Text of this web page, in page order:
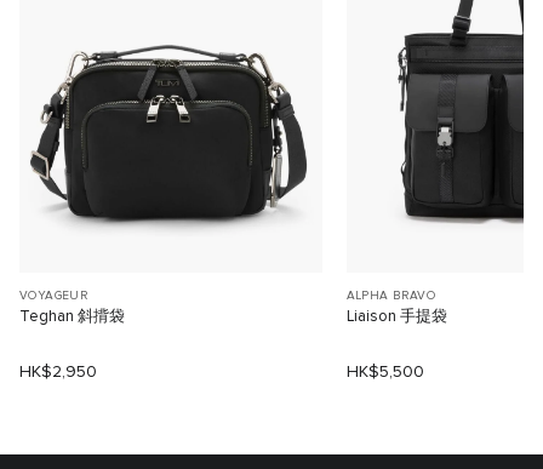
VOYAGEUR
Teghan 斜揹袋
HK$2,950
ALPHA BRAVO
Liaison 手提袋
HK$5,500